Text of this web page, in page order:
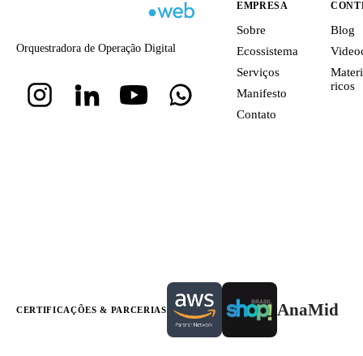
Orquestradora de Operação Digital
EMPRESA
Sobre
Ecossistema
Serviços
Manifesto
Contato
Blog
ricos
CERTIFICAÇÕES & PARCERIAS AnaMid